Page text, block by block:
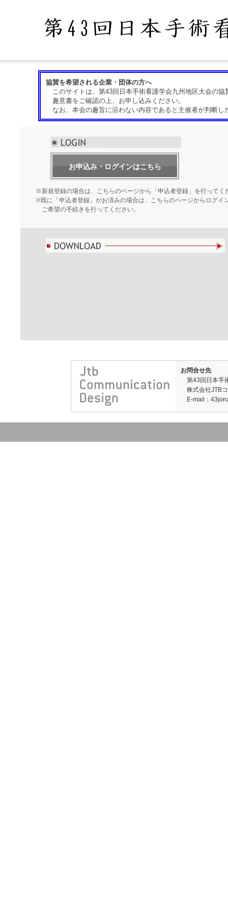
協賛を希望される企業・団体の方へ
このサイトは、第43回日本手術看護学会九州地区大会の協
趣意書をご確認の上、お申し込みください。
なお、本会の趣旨に沿わない内容であると主催者が判断
お申込み・ログインはこちら
※新規登録の場合は、こちらのページから「申込者登録」を行ってく
※既に「申込者登録」がお済みの場合は、こちらのページからログイ
ご希望の手続きを行ってください。
お問合せ先
第43回日本手
株式会社JTB
E-mail：